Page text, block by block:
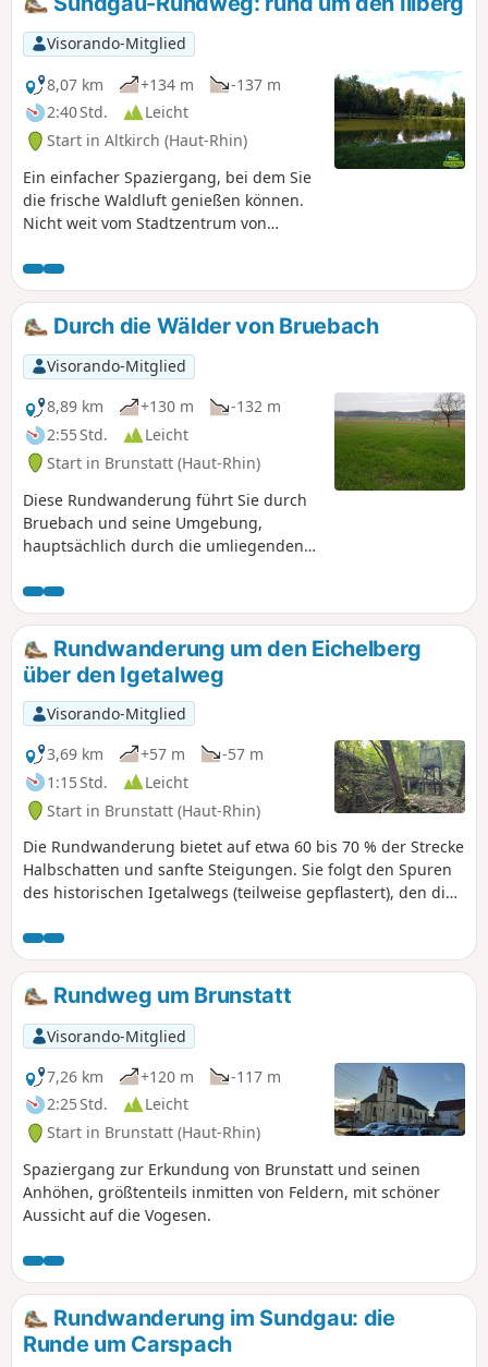
Visorando-Mitglied
8,07 km
+134 m
-137 m
2:40 Std.
Leicht
Start in Altkirch (Haut-Rhin)
Ein einfacher Spaziergang, bei dem Sie
die frische Waldluft genießen können.
Nicht weit vom Stadtzentrum von
Aussichtspunkte und den Erlen-Teich,
an dessen Ufer man sich gerne hinsetzt
und die Umgebung genießt...
Durch die Wälder von Bruebach
Visorando-Mitglied
8,89 km
+130 m
-132 m
2:55 Std.
Leicht
Start in Brunstatt (Haut-Rhin)
Diese Rundwanderung führt Sie durch
Bruebach und seine Umgebung,
hauptsächlich durch die umliegenden
Rundwanderung um den Eichelberg
über den Igetalweg
Visorando-Mitglied
3,69 km
+57 m
-57 m
1:15 Std.
Leicht
Start in Brunstatt (Haut-Rhin)
Die Rundwanderung bietet auf etwa 60 bis 70 % der Strecke
Halbschatten und sanfte Steigungen. Sie folgt den Spuren
des historischen Igetalwegs (teilweise gepflastert), den die
Gefälles mit Ochsenkarren nutzten, um zu ihren Feldern zu
gelangen. Bei starkem Wind sollte diese Rundwanderung
nicht unternommen werden.
Rundweg um Brunstatt
Visorando-Mitglied
7,26 km
+120 m
-117 m
2:25 Std.
Leicht
Start in Brunstatt (Haut-Rhin)
Spaziergang zur Erkundung von Brunstatt und seinen
Anhöhen, größtenteils inmitten von Feldern, mit schöner
Aussicht auf die Vogesen.
Rundwanderung im Sundgau: die
Runde um Carspach